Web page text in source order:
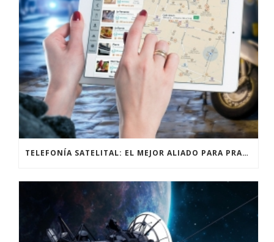
TELEFONÍA SATELITAL: EL MEJOR ALIADO PARA PRACTICANTES DE ALPINISMO